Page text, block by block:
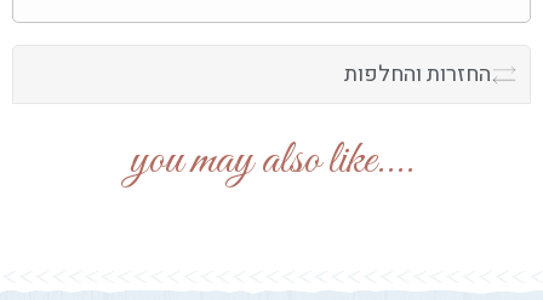
החזרות והחלפות
....you may also like